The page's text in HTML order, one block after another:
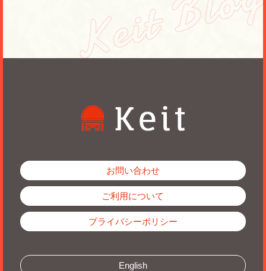
お問い合わせ
ご利用について
プライバシーポリシー
English